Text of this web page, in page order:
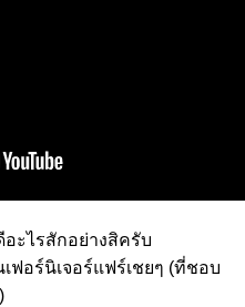
ะไรสักอย่างสิครับ
อร์นิเจอร์แฟร์เชยๆ (ที่ชอบ